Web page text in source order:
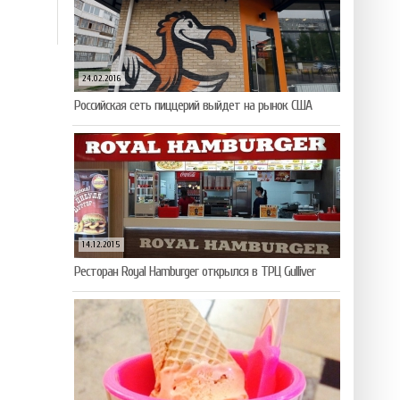
24.02.2016
Российская сеть пиццерий выйдет на рынок США
14.12.2015
Ресторан Royal Hamburger открылся в ТРЦ Gulliver